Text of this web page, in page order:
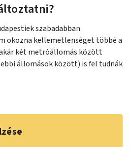
szabadabban
okozna kellemetlenséget többé a
két metróállomás között
állomások között) is fel tudnák